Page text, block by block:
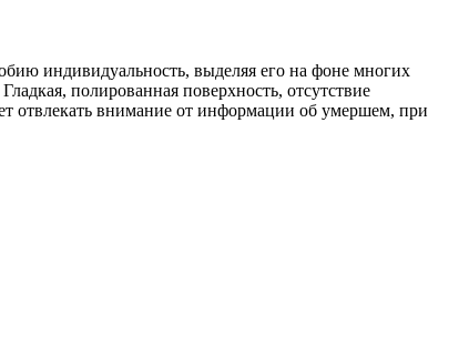
индивидуальность, выделяя его на фоне многих
полированная поверхность, отсутствие
отвлекать внимание от информации об умершем, при